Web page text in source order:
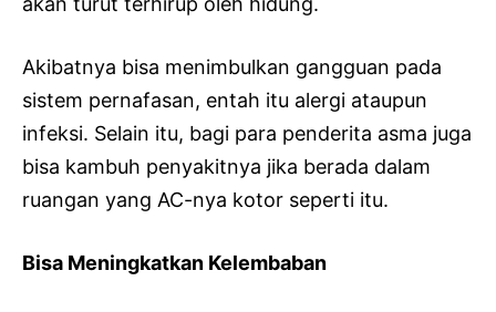
Akibatnya bisa menimbulkan gangguan pada
sistem pernafasan, entah itu alergi ataupun
infeksi. Selain itu, bagi para penderita asma juga
bisa kambuh penyakitnya jika berada dalam
ruangan yang AC-nya kotor seperti itu.
Bisa Meningkatkan Kelembaban